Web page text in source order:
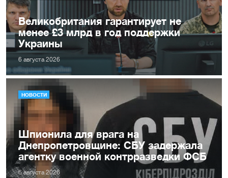
Великобритания гарантирует не
менее £3 млрд в год поддержки
Украины
6 августа 2026
НОВОСТИ
Шпионила для врага на
Днепропетровщине: СБУ задержала
агентку военной контрразведки ФСБ
6 августа 2026